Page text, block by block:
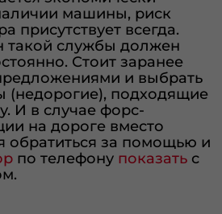
машины, риск
присутствует всегда.
такой службы должен
Стоит заранее
и выбрать
(недорогие), подходящие
И в случае форс-
на дороге вместо
обратиться за помощью и
по телефону показать с